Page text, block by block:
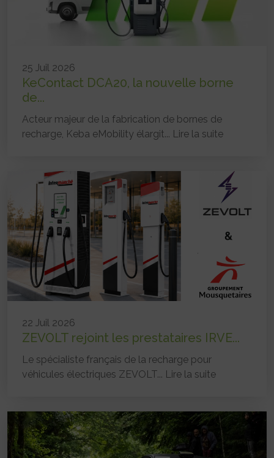
25 Juil 2026
KeContact DCA20, la nouvelle borne
de...
Acteur majeur de la fabrication de bornes de
recharge, Keba eMobility élargit... Lire la suite
22 Juil 2026
ZEVOLT rejoint les prestataires IRVE...
Le spécialiste français de la recharge pour
véhicules électriques ZEVOLT... Lire la suite